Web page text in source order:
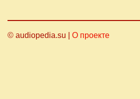
© audiopedia.su | О проекте